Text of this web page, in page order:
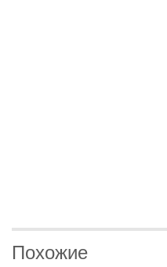
Похожие